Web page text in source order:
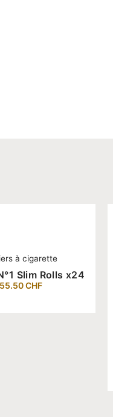
à cigarette
Slim Rolls x24
55.50CHF